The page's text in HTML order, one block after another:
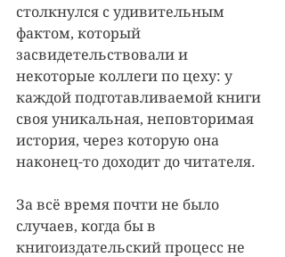
столкнулся с удивительным
фактом, который
засвидетельствовали и
некоторые коллеги по цеху: у
каждой подготавливаемой книги
своя уникальная, неповторимая
история, через которую она
наконец-то доходит до читателя.
За всё время почти не было
случаев, когда бы в
книгоиздательский процесс не